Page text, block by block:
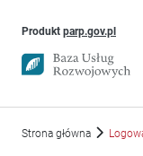
Produkt parp.gov.pl
Strona główna